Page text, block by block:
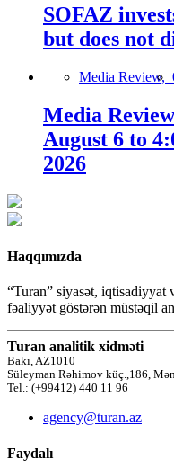
SOFAZ
but does not
Media Review,
Media
August 6 to
2026
Haqqımızda
“Turan” siyasət, iqtisadiyyat
fəaliyyət göstərən müstəqil
Turan analitik xidməti
Bakı, AZ1010
Süleyman Rəhimov küç.,186,
Tel.: (+99412) 440 11 96
agency@turan.az
Faydalı